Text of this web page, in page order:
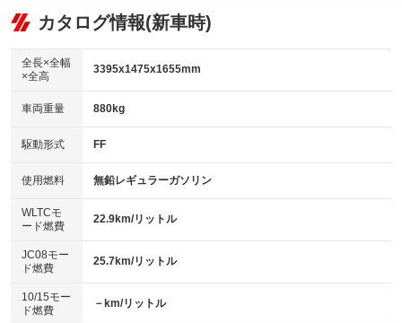
リフトアップ
：装備なし
：装備なし
パワーウィンドウ
アイドリングストップ
：装備あり
USB入力端子
：装備あり
100V電源
：装備なし
センターデフロック
：装備なし
電動格納ミラー
：装備あり
ビジュアル
：装備なし
：装備なし
革シート
キーレス
HID(キセノンライト)
：装備なし
バックカメラ
：装備あり
エアロ
：装備なし
：装備なし
パワーシート
ベンチシート
：装備あり
カタログ情報(新車時)
全長×全幅
×全高
3395x1475x1655mm
車両重量 880kg
駆動形式 FF
使用燃料 無鉛レギュラーガソリン
WLTCモ
ード燃費
22.9km/リットル
JC08モー
ド燃費
25.7km/リットル
10/15モー
ド燃費
－km/リットル